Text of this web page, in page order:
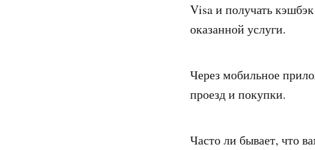
Visa и получать
оказанной услуги.
Через мобильное
проезд и покупки.
Часто ли бывает, что